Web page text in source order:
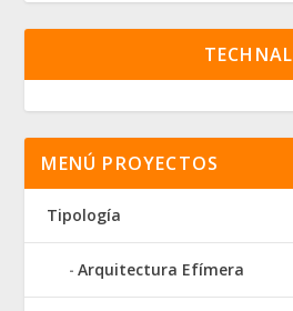
TECHNAL
MENÚ PROYECTOS
Tipología
Arquitectura Efímera